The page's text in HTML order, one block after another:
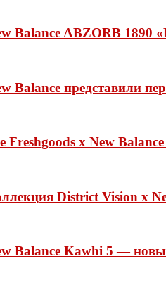
Balance ABZORB 1890
Balance представили
Freshgoods x New
District Vision x
Balance Kawhi 5 —